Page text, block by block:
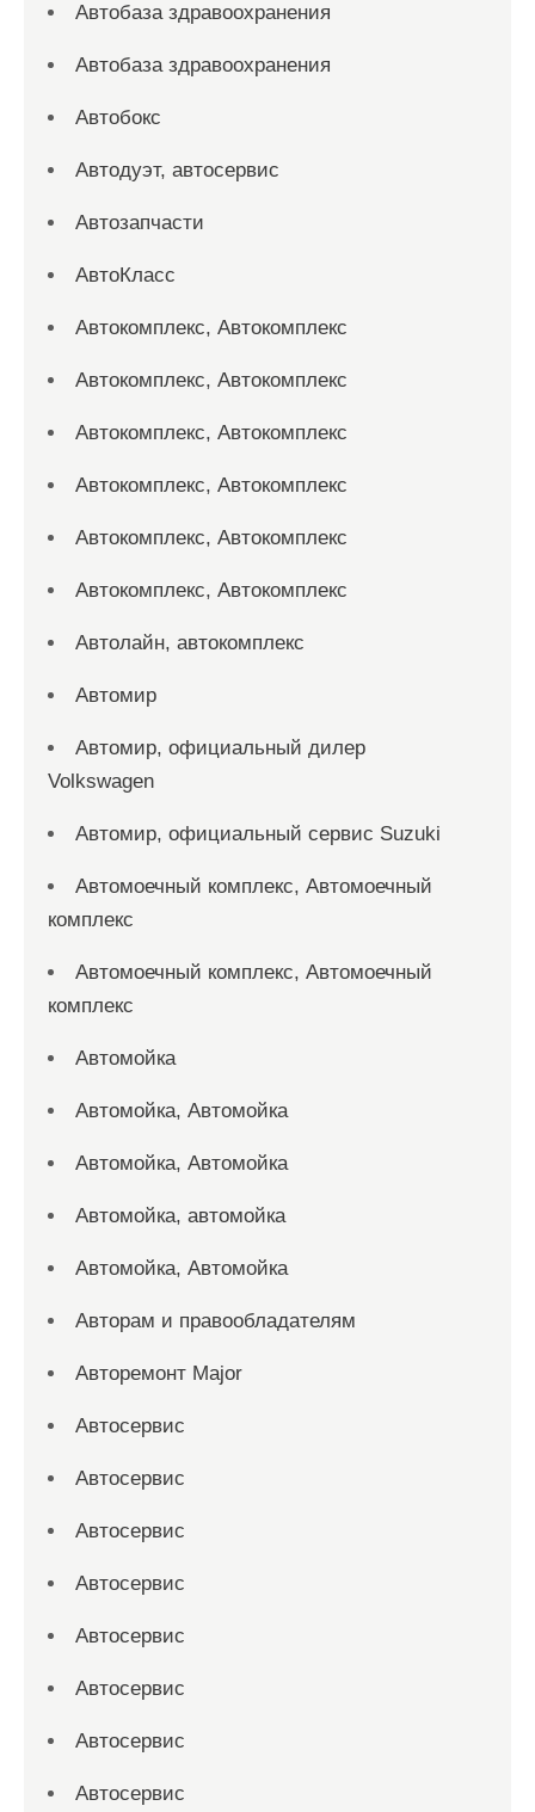
Автобаза здравоохранения
Автобаза здравоохранения
Автобокс
Автодуэт, автосервис
Автозапчасти
АвтоКласс
Автокомплекс, Автокомплекс
Автокомплекс, Автокомплекс
Автокомплекс, Автокомплекс
Автокомплекс, Автокомплекс
Автокомплекс, Автокомплекс
Автокомплекс, Автокомплекс
Автолайн, автокомплекс
Автомир
Автомир, официальный дилер
Volkswagen
Автомир, официальный сервис Suzuki
Автомоечный комплекс, Автомоечный
комплекс
Автомоечный комплекс, Автомоечный
комплекс
Автомойка
Автомойка, Автомойка
Автомойка, Автомойка
Автомойка, автомойка
Автомойка, Автомойка
Авторам и правообладателям
Авторемонт Major
Автосервис
Автосервис
Автосервис
Автосервис
Автосервис
Автосервис
Автосервис
Автосервис